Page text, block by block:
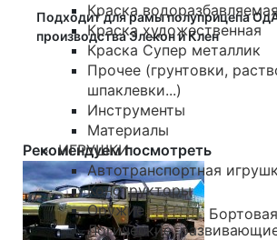
Краска водоразбавляемая
Краска художественная
Краска Супер металлик
Прочее (грунтовки,
шпаклевки...)
Инструменты
Материалы
ИГРУШКИ
Автотранспортная
Конструкторы
Оружие
Логические,
Подходит для рамы полуприцепа
производства Элекон и Клен
Рекомендуем посмотреть